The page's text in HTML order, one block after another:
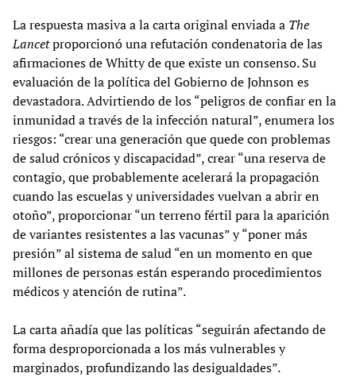
La respuesta masiva a la carta original enviada a The
Lancetproporcionó una refutación condenatoria de las
afirmaciones de Whitty de que existe un consenso. Su
evaluación de la política del Gobierno de Johnson es
devastadora. Advirtiendo de los “peligros de confiar en la
inmunidad a través de la infección natural”, enumera los
riesgos: “crear una generación que quede con problemas
de salud crónicos y discapacidad”, crear “una reserva de
contagio, que probablemente acelerará la propagación
cuando las escuelas y universidades vuelvan a abrir en
otoño”, proporcionar “un terreno fértil para la aparición
de variantes resistentes a las vacunas” y “poner más
presión” al sistema de salud “en un momento en que
millones de personas están esperando procedimientos
médicos y atención de rutina”.
La carta añadía que las políticas “seguirán afectando de
forma desproporcionada a los más vulnerables y
marginados, profundizando las desigualdades”.